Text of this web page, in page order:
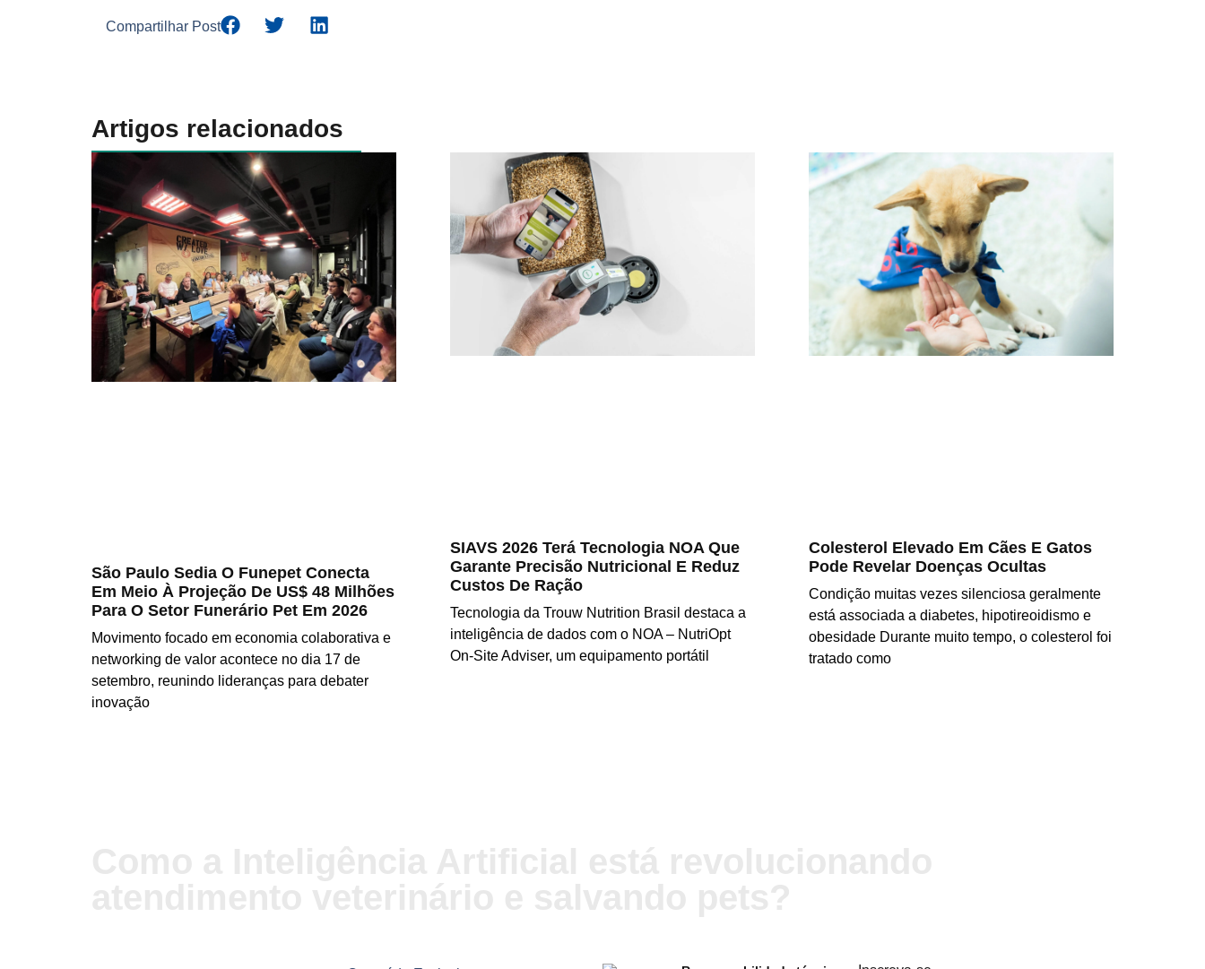
Compartilhar Post
Artigos relacionados
São Paulo Sedia O Funepet Conecta
Em Meio À Projeção De US$ 48 Milhões
Para O Setor Funerário Pet Em 2026
Movimento focado em economia colaborativa e
networking de valor acontece no dia 17 de
setembro, reunindo lideranças para debater
inovação
SIAVS 2026 Terá Tecnologia NOA Que
Garante Precisão Nutricional E Reduz
Custos De Ração
Tecnologia da Trouw Nutrition Brasil destaca a
inteligência de dados com o NOA – NutriOpt
On-Site Adviser, um equipamento portátil
Colesterol Elevado Em Cães E Gatos
Pode Revelar Doenças Ocultas
Condição muitas vezes silenciosa geralmente
está associada a diabetes, hipotireoidismo e
obesidade Durante muito tempo, o colesterol foi
tratado como